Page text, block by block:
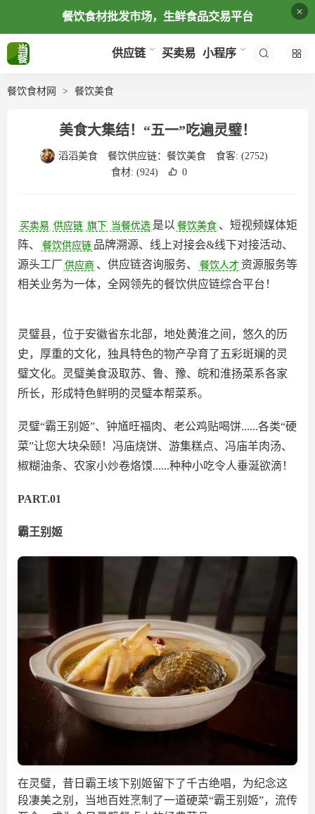
餐饮食材批发市场，生鲜食品交易平台 ×
供应链 买卖易 小程序
餐饮食材网 餐饮美食
美食大集结！“五一”吃遍灵璧！
滔滔美食 餐饮供应链： 餐饮美食 食客: (2752)
食材: (924) 0
买卖易 供应链 旗下 当餐优选 是以 餐饮美食 、短视频媒体矩
阵、
餐饮供应链 品牌溯源、线上对接会&线下对接活动、
源头工厂 供应商 、供应链咨询服务、 餐饮人才 资源服务等
相关业务为一体，全网领先的餐饮供应链综合平台‌！
灵璧县，位于安徽省东北部，地处黄淮之间，悠久的历
史，厚重的文化，独具特色的物产孕育了五彩斑斓的灵
璧文化。灵璧美食汲取苏、鲁、豫、皖和淮扬菜系各家
所长，形成特色鲜明的灵璧本帮菜系。
灵璧“霸王别姬”、钟馗旺福肉、老公鸡贴喝饼......各类“硬
菜”让您大块朵颐！冯庙烧饼、游集糕点、冯庙羊肉汤、
椒糊油条、农家小炒卷烙馍......种种小吃令人垂涎欲滴！
PART.01
霸王别姬
在灵璧，昔日霸王垓下别姬留下了千古绝唱，为纪念这
段凄美之别，当地百姓烹制了一道硬菜“霸王别姬”，流传